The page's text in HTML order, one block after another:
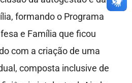
formando o Programa
e Família que ficou
com a criação de uma
composta inclusive de